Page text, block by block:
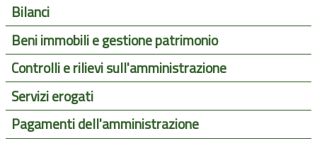
Bilanci
Beni immobili e gestione patrimonio
Controlli e rilievi sull'amministrazione
Servizi erogati
Pagamenti dell'amministrazione